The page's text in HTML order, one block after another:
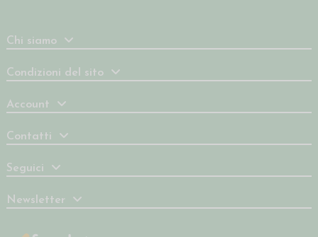
Chi siamo
Condizioni del sito
Account
Contatti
Seguici
Newsletter